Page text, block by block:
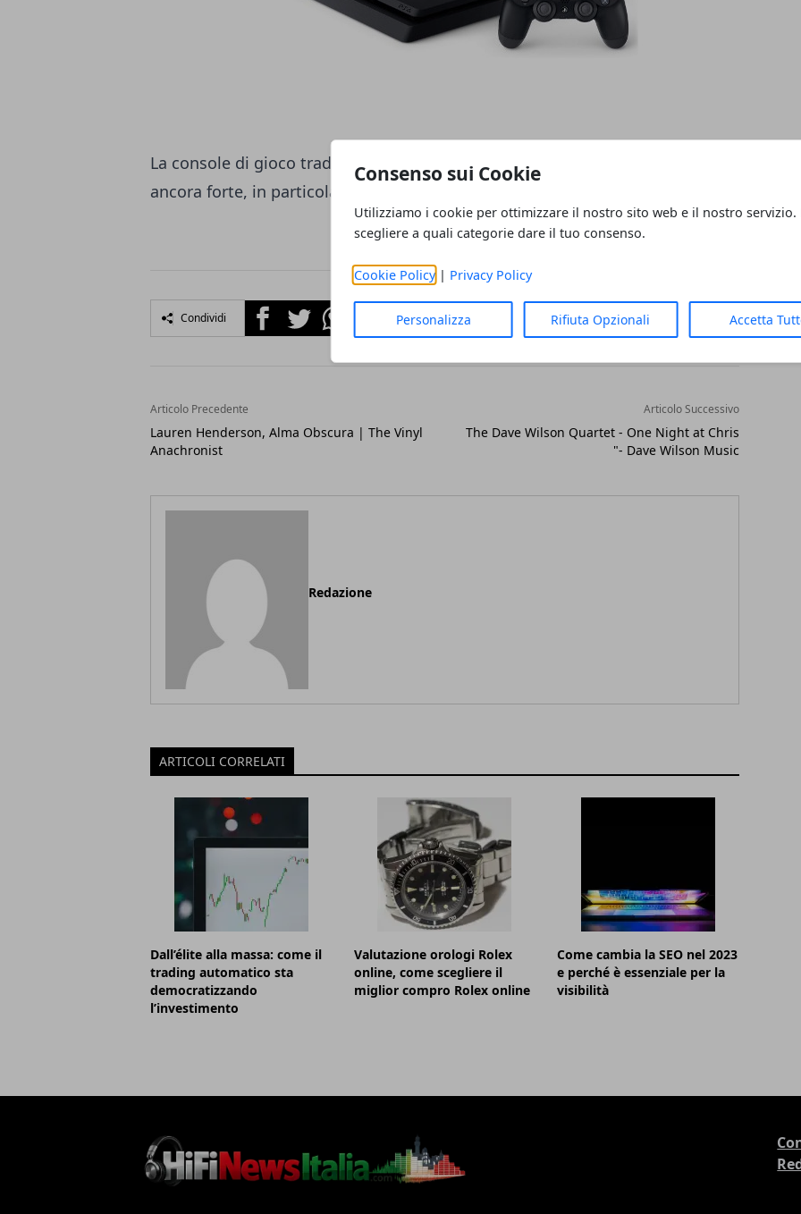
Consenso sui Cookie
Utilizziamo i cookie per ottimizzare il nostro sito web e il nostro servizio.
scegliere a quali categorie dare il tuo consenso.
Cookie Policy| Privacy Policy
Personalizza Rifiuta Opzionali Accetta
La console di gioco tradizionale potrebbe perdere lentamente terreno ma è
ancora forte, in particolare la PlayStation 4 di Sony.
Condividi FacebookTwitterWhatsapp
Articolo Precedente
Lauren Henderson, Alma Obscura | The Vinyl
Anachronist
Articolo Successivo
The Dave Wilson Quartet - One Night at Chris
"- Dave Wilson Music
Redazione
ARTICOLI CORRELATI
Dall’élite alla massa: come il
trading automatico sta
democratizzando
l’investimento
Valutazione orologi Rolex
online, come scegliere il
miglior compro Rolex online
Come cambia la SEO nel 2023
e perché è essenziale per la
visibilità